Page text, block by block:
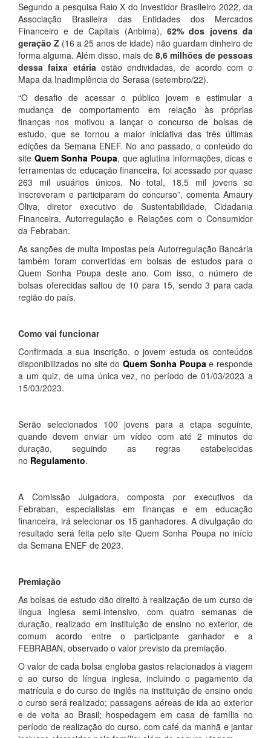
Segundo a pesquisa Raio X do Investidor Brasileiro 2022, da
Associação Brasileira das Entidades dos Mercados
Financeiro e de Capitais (Anbima), 62% dos jovens da
geração Z (16 a 25 anos de idade) não guardam dinheiro de
forma alguma. Além disso, mais de 8,6 milhões de pessoas
dessa faixa etáriaestão endividadas, de acordo com o
Mapa da Inadimplência do Serasa (setembro/22).
“O desafio de acessar o público jovem e estimular a
mudança de comportamento em relação às próprias
finanças nos motivou a lançar o concurso de bolsas de
estudo, que se tornou a maior iniciativa das três últimas
edições da Semana ENEF. No ano passado, o conteúdo do
site Quem Sonha Poupa, que aglutina informações, dicas e
ferramentas de educação financeira, foi acessado por quase
263 mil usuários únicos. No total, 18,5 mil jovens se
inscreveram e participaram do concurso”, comenta Amaury
Oliva, diretor executivo de Sustentabilidade, Cidadania
Financeira, Autorregulação e Relações com o Consumidor
da Febraban.
As sanções de multa impostas pela Autorregulação Bancária
também foram convertidas em bolsas de estudos para o
Quem Sonha Poupa deste ano. Com isso, o número de
bolsas oferecidas saltou de 10 para 15, sendo 3 para cada
região do país.
Como vai funcionar
Confirmada a sua inscrição, o jovem estuda os conteúdos
disponibilizados no site do Quem Sonha Poupae responde
a um quiz, de uma única vez, no período de 01/03/2023 a
15/03/2023.
Serão selecionados 100 jovens para a etapa seguinte,
quando devem enviar um vídeo com até 2 minutos de
duração, seguindo as regras estabelecidas
no Regulamento.
A Comissão Julgadora, composta por executivos da
Febraban, especialistas em finanças e em educação
financeira, irá selecionar os 15 ganhadores. A divulgação do
resultado será feita pelo site Quem Sonha Poupa no início
da Semana ENEF de 2023.
Premiação
As bolsas de estudo dão direito à realização de um curso de
língua inglesa semi-intensivo, com quatro semanas de
duração, realizado em instituição de ensino no exterior, de
comum acordo entre o participante ganhador e a
FEBRABAN, observado o valor previsto da premiação.
O valor de cada bolsa engloba gastos relacionados à viagem
e ao curso de língua inglesa, incluindo o pagamento da
matrícula e do curso de inglês na instituição de ensino onde
o curso será realizado; passagens aéreas de ida ao exterior
e de volta ao Brasil; hospedagem em casa de família no
período de realização do curso, com café da manhã e jantar